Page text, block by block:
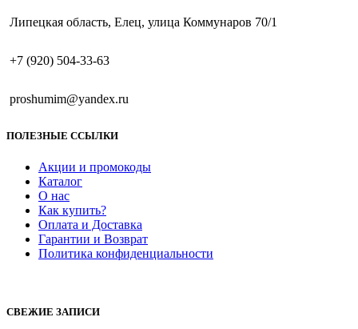
Липецкая область, Елец, улица Коммунаров 70/1
+7 (920) 504-33-63
proshumim@yandex.ru
ПОЛЕЗНЫЕ ССЫЛКИ
Акции и промокоды
Каталог
О нас
Как купить?
Оплата и Доставка
Гарантии и Возврат
Политика конфиденциальности
СВЕЖИЕ ЗАПИСИ